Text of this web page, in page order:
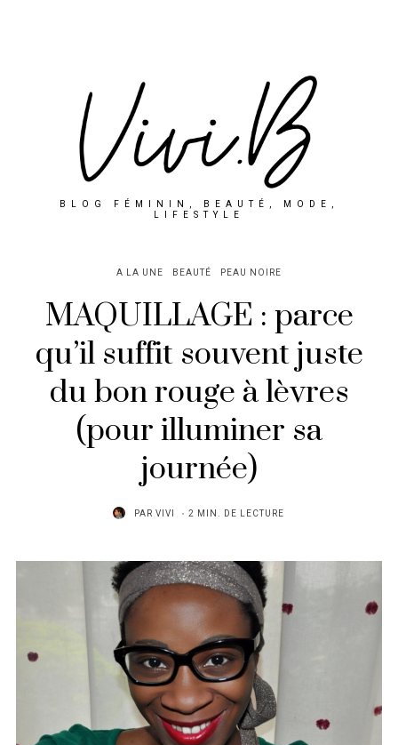
BLOG FÉMININ, BEAUTÉ, MODE,
LIFESTYLE
A LA UNE BEAUTÉ PEAU NOIRE
MAQUILLAGE : parce
qu’il suffit souvent juste
du bon rouge à lèvres
(pour illuminer sa
journée)
PAR VIVI 2 MIN. DE LECTURE